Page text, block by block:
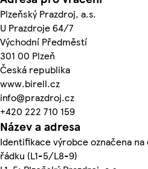
Plzeňský Prazdroj, a.s.
U Prazdroje 64/7
Východní Předměstí
301 00 Plzeň
Česká republika
www.birell.cz
info@prazdroj.cz
+420 222 710 159
Název a adresa
Identifikace výrobce označena
řádku (L1-5/L8-9)